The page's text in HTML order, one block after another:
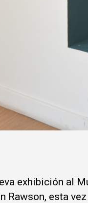
exhibición al
Rawson, esta